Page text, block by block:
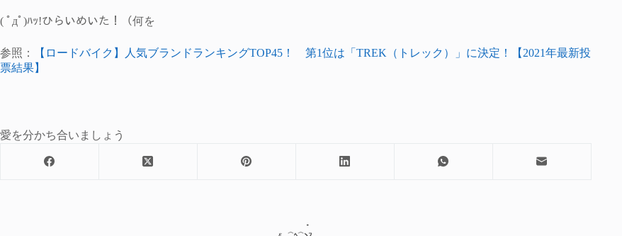
( ﾟдﾟ)ﾊｯ!ひらいめいた！（何を
参照：
【ロードバイク】人気ブランドランキングTOP45！ 第1位は「TREK（トレック）」に決定！【2021年最新投
票結果】
愛を分かち合いましょう